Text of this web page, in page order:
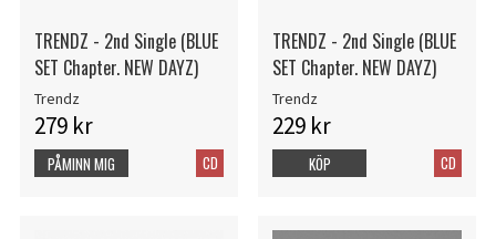
TRENDZ - 2nd Single (BLUE
SET Chapter. NEW DAYZ)
Trendz
279 kr
CD
PÅMINN MIG
TRENDZ - 2nd Single (BLUE
SET Chapter. NEW DAYZ)
Trendz
229 kr
CD
KÖP